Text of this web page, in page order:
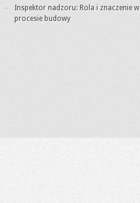
Inspektor nadzoru: Rola i znaczenie w
procesie budowy